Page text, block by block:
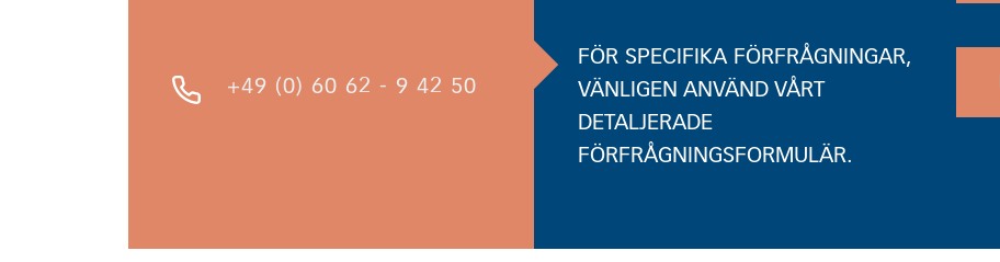
+49 (0) 60 62 - 9 42 50
FÖR SPECIFIKA FÖRFRÅGNINGAR,
VÄNLIGEN ANVÄND VÅRT
DETALJERADE
FÖRFRÅGNINGSFORMULÄR.